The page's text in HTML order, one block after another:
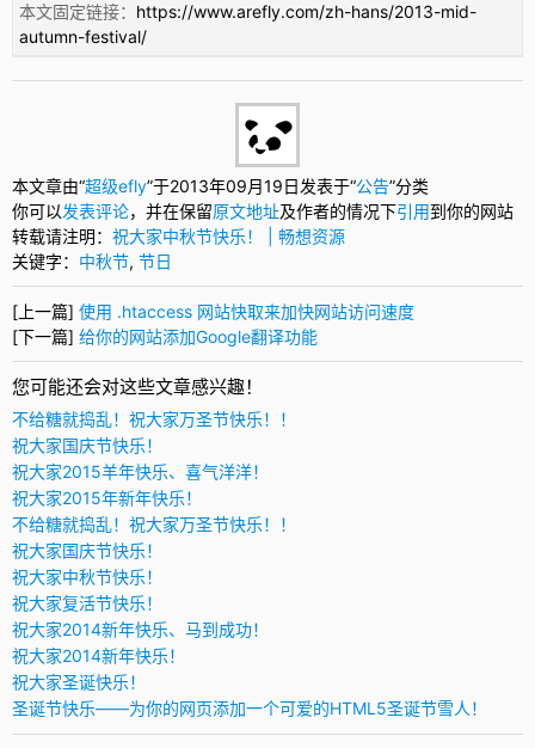
本文固定链接： https://www.arefly.com/zh-hans/2013-mid-
autumn-festival/
本文章由“超级efly”于2013年09月19日发表于“公告”分类
你可以发表评论，并在保留原文地址及作者的情况下引用到你的网站
转载请注明： 祝大家中秋节快乐！ | 畅想资源
关键字： 中秋节, 节日
[上一篇] 使用 .htaccess 网站快取来加快网站访问速度
[下一篇] 给你的网站添加Google翻译功能
您可能还会对这些文章感兴趣！
不给糖就捣乱！祝大家万圣节快乐！！
祝大家国庆节快乐！
祝大家2015羊年快乐、喜气洋洋！
祝大家2015年新年快乐！
不给糖就捣乱！祝大家万圣节快乐！！
祝大家国庆节快乐！
祝大家中秋节快乐！
祝大家复活节快乐！
祝大家2014新年快乐、马到成功！
祝大家2014新年快乐！
祝大家圣诞快乐！
圣诞节快乐——为你的网页添加一个可爱的HTML5圣诞节雪人！